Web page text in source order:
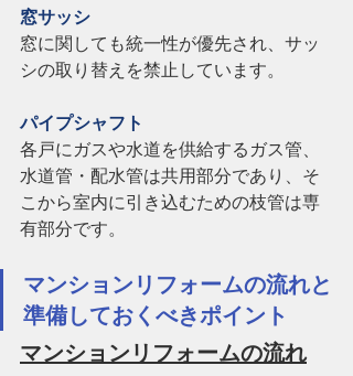
窓サッシ
窓に関しても統一性が優先され、サッ
シの取り替えを禁止しています。
パイプシャフト
各戸にガスや水道を供給するガス管、
水道管・配水管は共用部分であり、そ
こから室内に引き込むための枝管は専
有部分です。
マンションリフォームの流れと
準備しておくべきポイント
マンションリフォームの流れ